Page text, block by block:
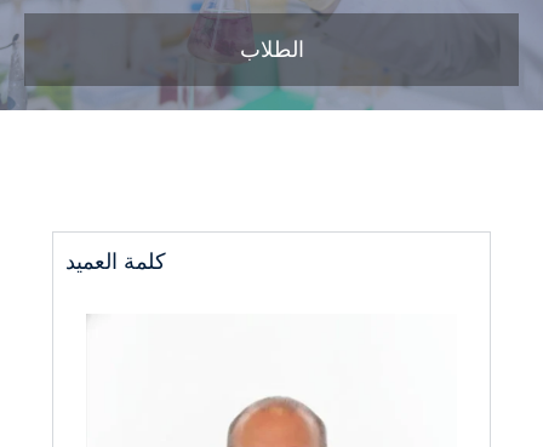
الطلاب
كلمة العميد